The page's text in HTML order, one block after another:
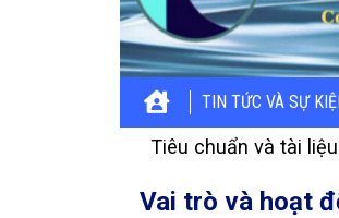
TIN TỨC VÀ SỰ
Tiêu chuẩn và tài
Vai trò và hoạt